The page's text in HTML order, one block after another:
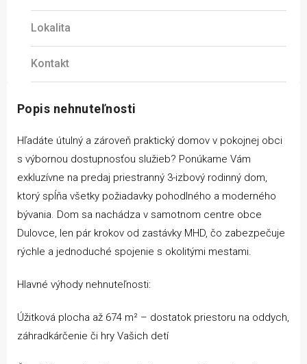
Lokalita
Kontakt
Popis nehnuteľnosti
Hľadáte útulný a zároveň praktický domov v pokojnej obci
s výbornou dostupnosťou služieb? Ponúkame Vám
exkluzívne na predaj priestranný 3-izbový rodinný dom,
ktorý spĺňa všetky požiadavky pohodlného a moderného
bývania. Dom sa nachádza v samotnom centre obce
Dulovce, len pár krokov od zastávky MHD, čo zabezpečuje
rýchle a jednoduché spojenie s okolitými mestami.
Hlavné výhody nehnuteľnosti:
Úžitková plocha až 674 m² – dostatok priestoru na oddych,
záhradkárčenie či hry Vašich detí